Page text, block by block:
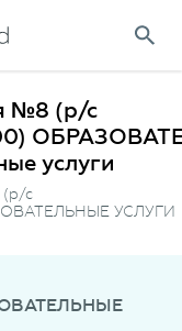
№8 (р/с
услуги
(р/с
УСЛУГИ